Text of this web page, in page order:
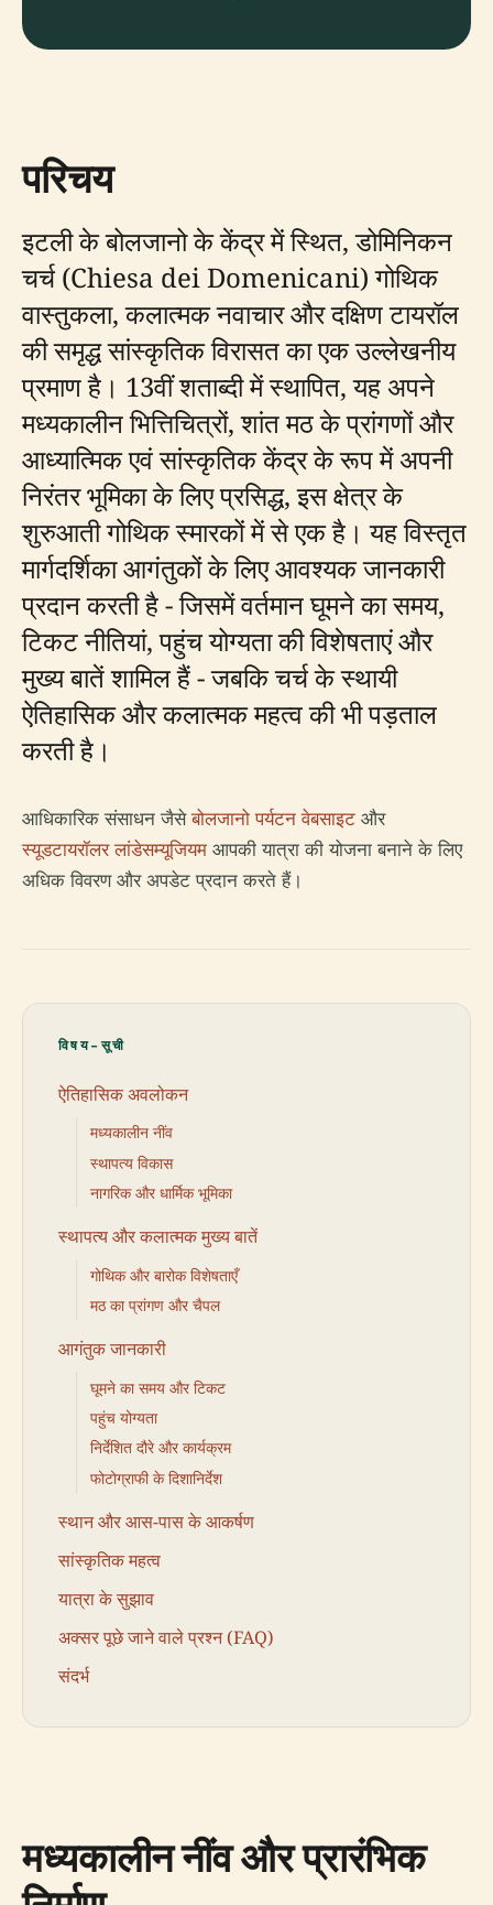
परिचय
इटली के बोलजानो के केंद्र में स्थित, डोमिनिकन
चर्च (Chiesa dei Domenicani) गोथिक
वास्तुकला, कलात्मक नवाचार और दक्षिण टायरॉल
की समृद्ध सांस्कृतिक विरासत का एक उल्लेखनीय
प्रमाण है। 13वीं शताब्दी में स्थापित, यह अपने
मध्यकालीन भित्तिचित्रों, शांत मठ के प्रांगणों और
आध्यात्मिक एवं सांस्कृतिक केंद्र के रूप में अपनी
निरंतर भूमिका के लिए प्रसिद्ध, इस क्षेत्र के
शुरुआती गोथिक स्मारकों में से एक है। यह विस्तृत
मार्गदर्शिका आगंतुकों के लिए आवश्यक जानकारी
प्रदान करती है - जिसमें वर्तमान घूमने का समय,
टिकट नीतियां, पहुंच योग्यता की विशेषताएं और
मुख्य बातें शामिल हैं - जबकि चर्च के स्थायी
ऐतिहासिक और कलात्मक महत्व की भी पड़ताल
करती है।
आधिकारिक संसाधन जैसेबोलजानो पर्यटन वेबसाइट और
स्यूडटायरॉलर लांडेसम्यूजियम आपकी यात्रा की योजना बनाने के लिए
अधिक विवरण और अपडेट प्रदान करते हैं।
विषय-सूची
ऐतिहासिक अवलोकन
मध्यकालीन नींव
स्थापत्य विकास
नागरिक और धार्मिक भूमिका
स्थापत्य और कलात्मक मुख्य बातें
गोथिक और बारोक विशेषताएँ
मठ का प्रांगण और चैपल
आगंतुक जानकारी
घूमने का समय और टिकट
पहुंच योग्यता
निर्देशित दौरे और कार्यक्रम
फोटोग्राफी के दिशानिर्देश
स्थान और आस-पास के आकर्षण
सांस्कृतिक महत्व
यात्रा के सुझाव
अक्सर पूछे जाने वाले प्रश्न (FAQ)
संदर्भ
मध्यकालीन नींव और प्रारंभिक